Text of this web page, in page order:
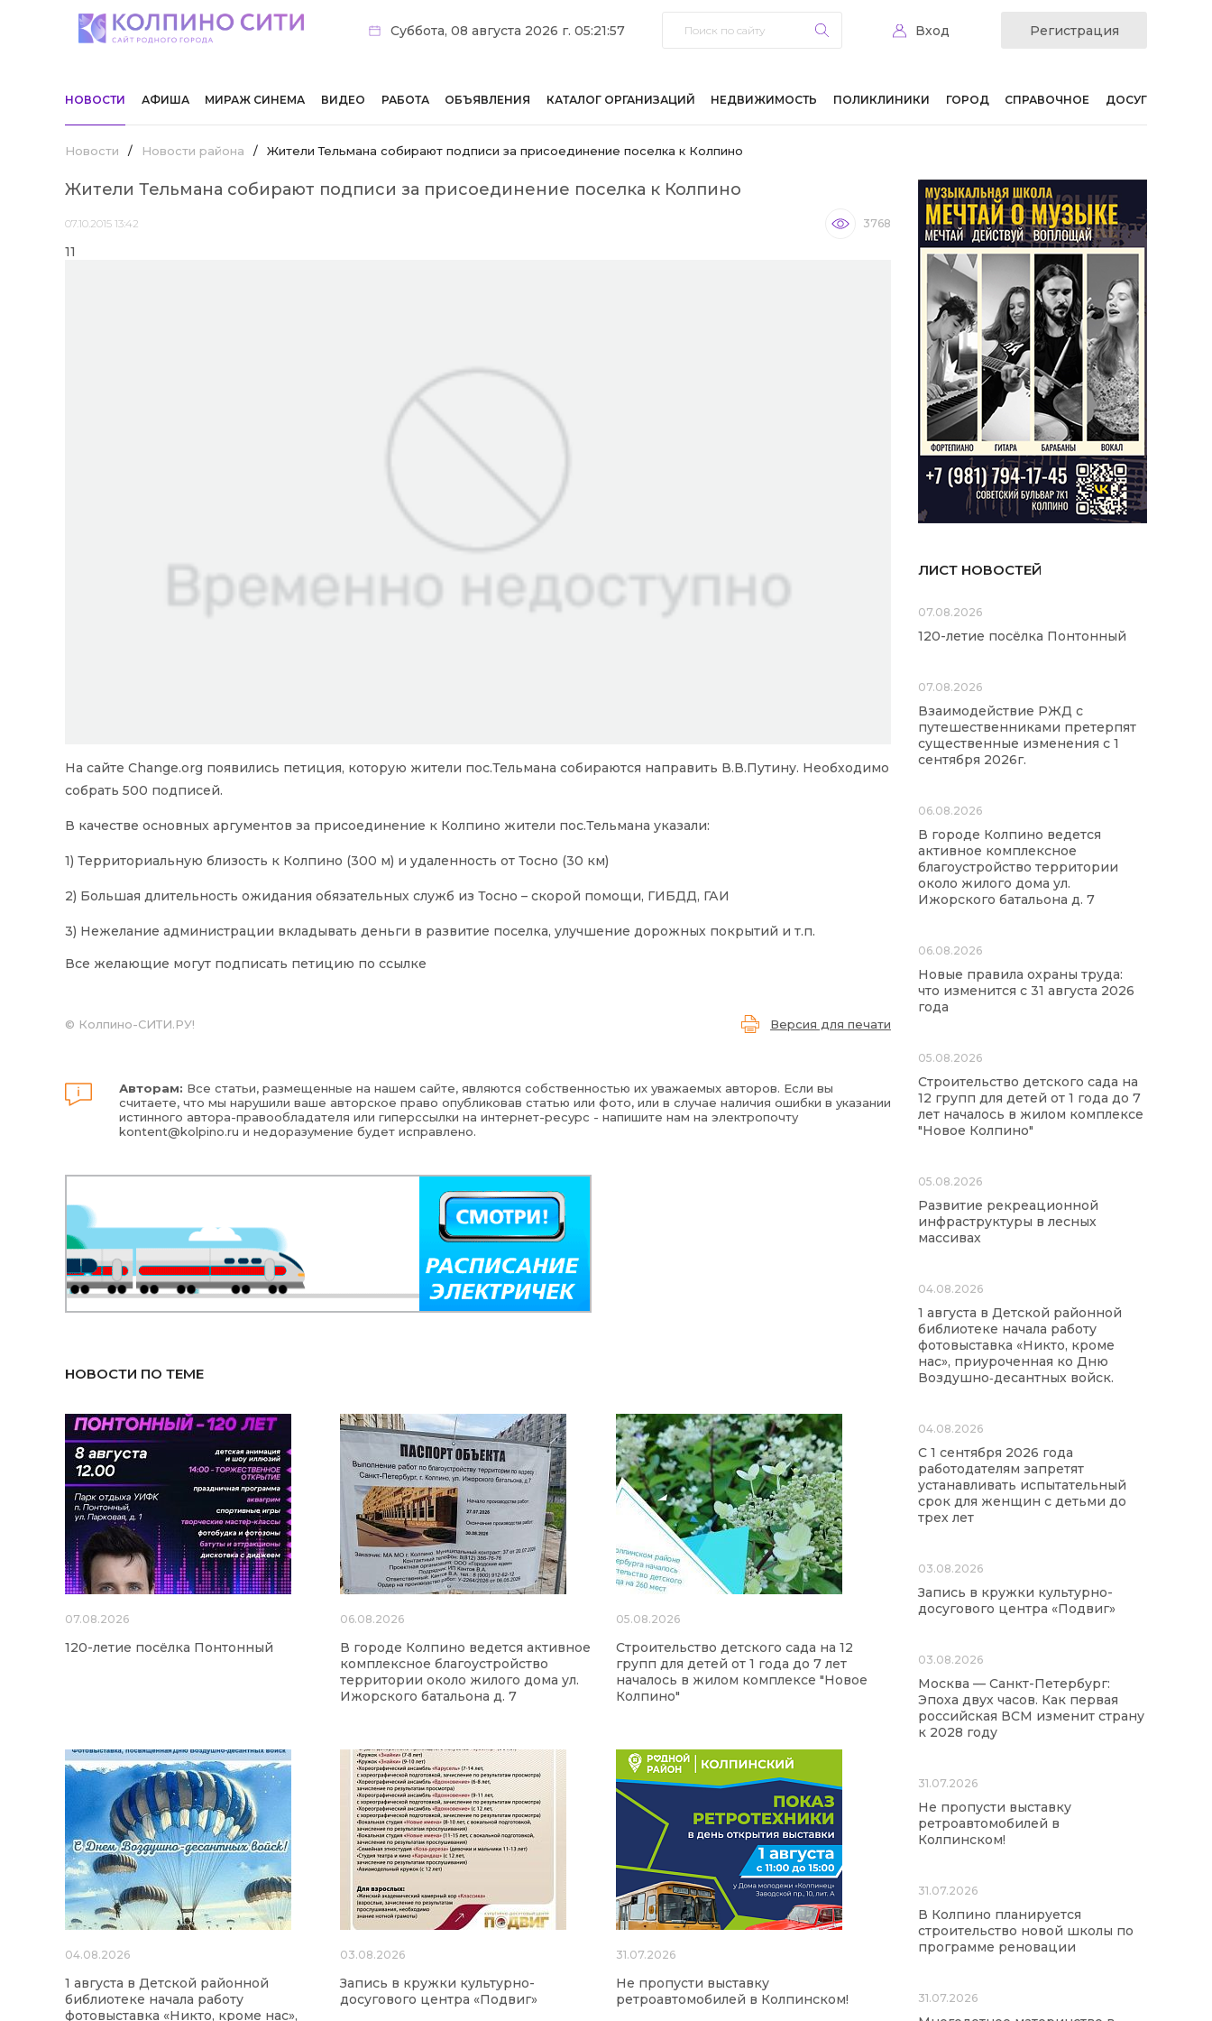
Суббота, 08 августа 2026 г. 05:21:57 Вход Регистрация
НОВОСТИ АФИША МИРАЖ СИНЕМА ВИДЕО РАБОТА ОБЪЯВЛЕНИЯ КАТАЛОГ ОРГАНИЗАЦИЙ НЕДВИЖИМОСТЬ ПОЛИКЛИНИКИ ГОРОД СПРАВОЧНОЕ ДОСУГ
Новости / Новости района / Жители Тельмана собирают подписи за присоединение поселка к Колпино
Жители Тельмана собирают подписи за присоединение поселка к Колпино
07.10.2015 13:42 3768
11
На сайте Change.org появились петиция, которую жители пос.Тельмана собираются направить В.В.Путину. Необходимо
собрать 500 подписей.
В качестве основных аргументов за присоединение к Колпино жители пос.Тельмана указали:
1) Территориальную близость к Колпино (300 м) и удаленность от Тосно (30 км)
2) Большая длительность ожидания обязательных служб из Тосно – скорой помощи, ГИБДД, ГАИ
3) Нежелание администрации вкладывать деньги в развитие поселка, улучшение дорожных покрытий и т.п.
Все желающие могут подписать петицию по ссылке
© Колпино-СИТИ.РУ! Версия для печати
Авторам: Все статьи, размещенные на нашем сайте, являются собственностью их уважаемых авторов. Если вы
считаете, что мы нарушили ваше авторское право опубликовав статью или фото, или в случае наличия ошибки в указании
истинного автора-правообладателя или гиперссылки на интернет-ресурс - напишите нам на электропочту
kontent@kolpino.ru и недоразумение будет исправлено.
НОВОСТИ ПО ТЕМЕ
07.08.2026
120-летие посёлка Понтонный
06.08.2026
В городе Колпино ведется активное
комплексное благоустройство
территории около жилого дома ул.
Ижорского батальона д. 7
05.08.2026
Строительство детского сада на 12
групп для детей от 1 года до 7 лет
началось в жилом комплексе "Новое
Колпино"
04.08.2026
1 августа в Детской районной
библиотеке начала работу
фотовыставка «Никто, кроме нас»,
03.08.2026
Запись в кружки культурно-
досугового центра «Подвиг»
31.07.2026
Не пропусти выставку
ретроавтомобилей в Колпинском!
ЛИСТ НОВОСТЕЙ
07.08.2026
120-летие посёлка Понтонный
07.08.2026
Взаимодействие РЖД с
путешественниками претерпят
существенные изменения с 1
сентября 2026г.
06.08.2026
В городе Колпино ведется
активное комплексное
благоустройство территории
около жилого дома ул.
Ижорского батальона д. 7
06.08.2026
Новые правила охраны труда:
что изменится с 31 августа 2026
года
05.08.2026
Строительство детского сада на
12 групп для детей от 1 года до 7
лет началось в жилом комплексе
"Новое Колпино"
05.08.2026
Развитие рекреационной
инфраструктуры в лесных
массивах
04.08.2026
1 августа в Детской районной
библиотеке начала работу
фотовыставка «Никто, кроме
нас», приуроченная ко Дню
Воздушно‑десантных войск.
04.08.2026
С 1 сентября 2026 года
работодателям запретят
устанавливать испытательный
срок для женщин с детьми до
трех лет
03.08.2026
Запись в кружки культурно-
досугового центра «Подвиг»
03.08.2026
Москва — Санкт-Петербург:
Эпоха двух часов. Как первая
российская ВСМ изменит страну
к 2028 году
31.07.2026
Не пропусти выставку
ретроавтомобилей в
Колпинском!
31.07.2026
В Колпино планируется
строительство новой школы по
программе реновации
31.07.2026